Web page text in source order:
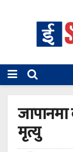
मृत्यु